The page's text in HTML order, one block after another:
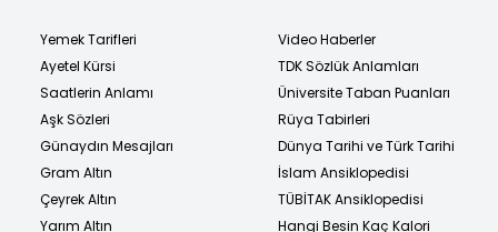
Yemek Tarifleri
Ayetel Kürsi
Saatlerin Anlamı
Aşk Sözleri
Günaydın Mesajları
Gram Altın
Çeyrek Altın
Yarım Altın
Video Haberler
TDK Sözlük Anlamları
Üniversite Taban Puanları
Rüya Tabirleri
Dünya Tarihi ve Türk Tarihi
İslam Ansiklopedisi
TÜBİTAK Ansiklopedisi
Hangi Besin Kaç Kalori